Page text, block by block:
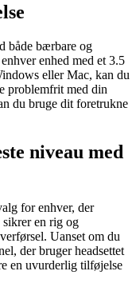
både bærbare og
enhed med et 3.5
eller Mac, kan du
problemfrit med din
du bruge dit foretrukne
niveau med
for enhver, der
sikrer en rig og
Uanset om du
der bruger headsettet
en uvurderlig tilføjelse